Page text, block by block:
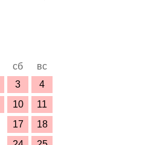
сб
вс
3
4
10
11
17
18